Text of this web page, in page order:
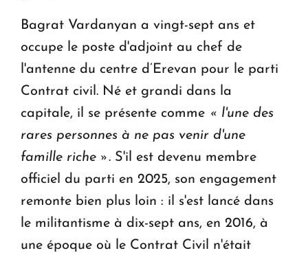
Bagrat Vardanyan a vingt-sept ans et
occupe le poste d'adjoint au chef de
l'antenne du centre d’Erevan pour le parti
Contrat civil. Né et grandi dans la
capitale, il se présente comme « l'une des
rares personnes à ne pas venir d'une
famille riche ». S'il est devenu membre
officiel du parti en 2025, son engagement
remonte bien plus loin : il s'est lancé dans
le militantisme à dix-sept ans, en 2016, à
une époque où le Contrat Civil n'était